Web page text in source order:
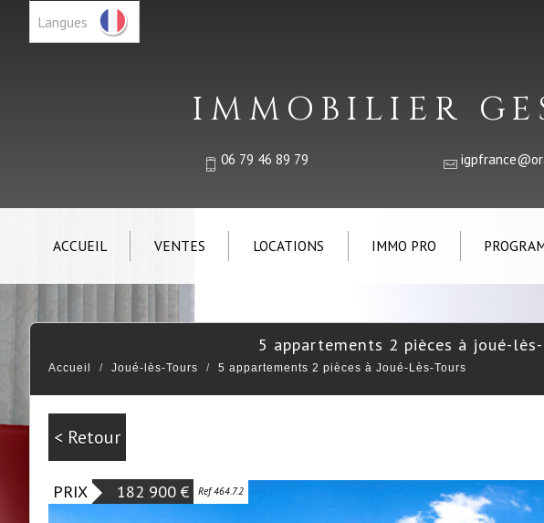
Langues
IMMOBILIER
06 79 46 89 79
ACCUEIL VENTES LOCATIONS IMMO PRO
5 appartements 2 pièces à joué-
Accueil Joué-lès-Tours 5 appartements 2 pièces à Joué-Lès-Tours
< Retour
PRIX 182 900 € Ref 464.7.2